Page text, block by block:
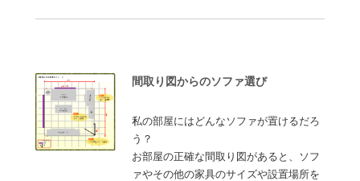
間取り図からのソファ選び
私の部屋にはどんなソファが置けるだろ
う？
お部屋の正確な間取り図があると、ソフ
ァやその他の家具のサイズや設置場所を